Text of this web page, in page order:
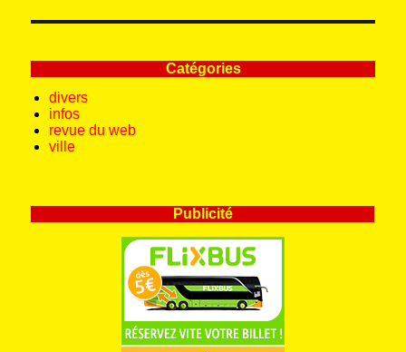
Catégories
divers
infos
revue du web
ville